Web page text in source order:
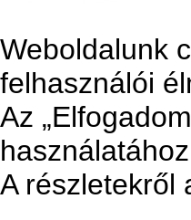
Weboldalunk
felhasználói
Az
A részletekről